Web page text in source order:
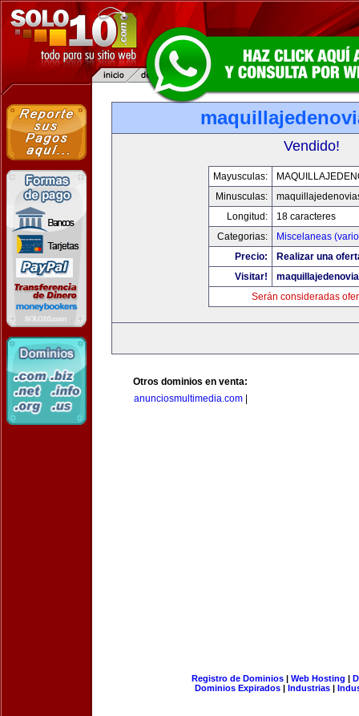
Vendido!
Mayusculas:
Minusculas:
Longitud:
18 caracteres
Categorias:
Miscelaneas
Precio:
Realizar una
Visitar!
Serán consideradas
Otros dominios en venta:
anunciosmultimedia.com|
Registro de Dominios| Web Hosting |
Dominios Expirados | Industrias |